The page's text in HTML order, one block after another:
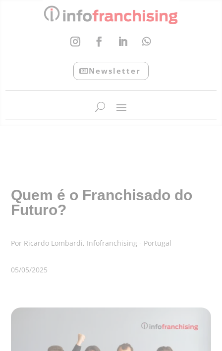
Newsletter
Quem é o Franchisado do
Futuro?
Por Ricardo Lombardi, Infofranchising - Portugal
05/05/2025